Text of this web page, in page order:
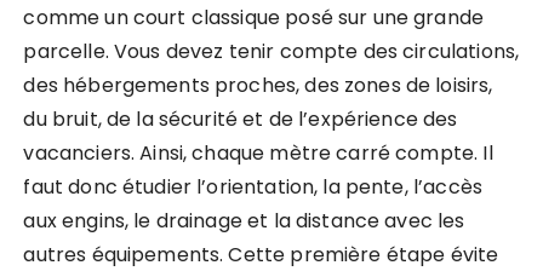
comme un court classique posé sur une grande
parcelle. Vous devez tenir compte des circulations,
des hébergements proches, des zones de loisirs,
du bruit, de la sécurité et de l’expérience des
vacanciers. Ainsi, chaque mètre carré compte. Il
faut donc étudier l’orientation, la pente, l’accès
aux engins, le drainage et la distance avec les
autres équipements. Cette première étape évite